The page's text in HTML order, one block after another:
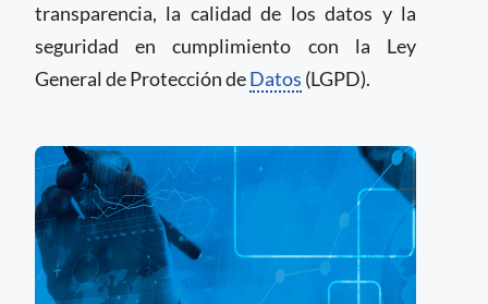
transparencia, la calidad de los datos y la
seguridad en cumplimiento con la Ley
General de Protección deDatos (LGPD).